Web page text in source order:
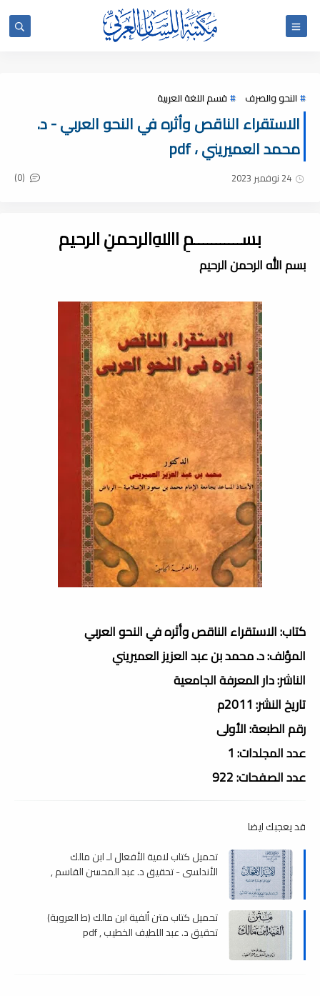
النحو والصرف قسم اللغة العربية
الاستقراء الناقص وأثره في النحو العربي - د.
محمد العميريني ، pdf
24 نوفمبر 2023 (0)
بســـــــــــمِ اﷲِالرحمنِ الرحيم
بسم الله الرحمن الرحيم
كتاب: الاستقراء الناقص وأثره في النحو العربي
المؤلف: د. محمد بن عبد العزيز العميريني
الناشر: دار المعرفة الجامعية
تاريخ النشر: 2011م
رقم الطبعة: الأولى
عدد المجلدات: 1
عدد الصفحات: 922
قد يعجبك ايضا
تحميل كتاب لامية الأفعال لـ ابن مالك
الأندلسي - تحقيق د. عبد المحسن القاسم ,
تحميل كتاب متن ألفية ابن مالك (ط العروبة)
تحقيق د. عبد اللطيف الخطيب , pdf